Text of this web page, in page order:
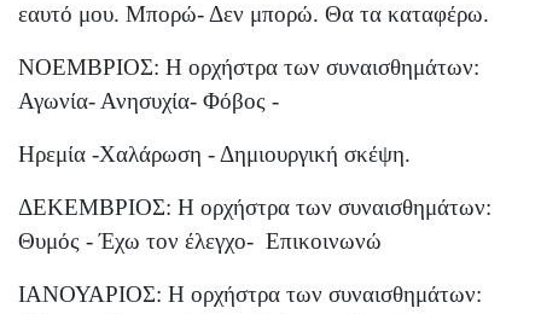
εαυτό μου. Μπορώ- Δεν μπορώ. Θα τα καταφέρω.
ΝΟΕΜΒΡΙΟΣ: Η ορχήστρα των συναισθημάτων:
Αγωνία- Ανησυχία- Φόβος -
Ηρεμία -Χαλάρωση - Δημιουργική σκέψη.
ΔΕΚΕΜΒΡΙΟΣ: Η ορχήστρα των συναισθημάτων:
Θυμός - Έχω τον έλεγχο- Επικοινωνώ
ΙΑΝΟΥΑΡΙΟΣ: Η ορχήστρα των συναισθημάτων: